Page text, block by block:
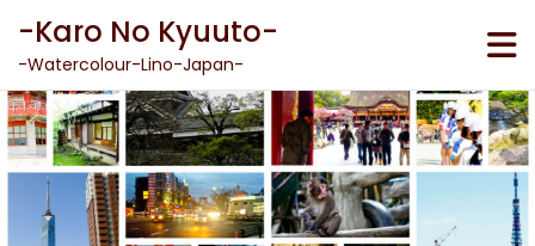
content
-Karo No Kyuuto-
-Watercolour-Lino-Japan-